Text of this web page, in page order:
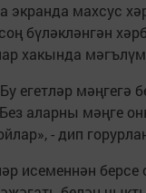
махсус
бүләкләнгән
хакында
егетләр мәңгегә
аларны мәңге
- дип
исеменнән берсе